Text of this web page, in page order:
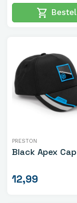
shopping_cart Bestel
PRESTON
Black Apex Cap
12,99